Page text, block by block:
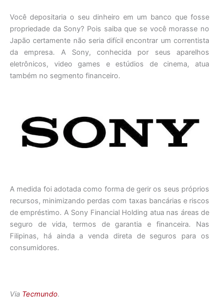
Você depositaria o seu dinheiro em um banco que fosse
propriedade da Sony? Pois saiba que se você morasse no
Japão certamente não seria difícil encontrar um correntista
da empresa. A Sony, conhecida por seus aparelhos
eletrônicos, video games e estúdios de cinema, atua
também no segmento financeiro.
A medida foi adotada como forma de gerir os seus próprios
recursos, minimizando perdas com taxas bancárias e riscos
de empréstimo. A Sony Financial Holding atua nas áreas de
seguro de vida, termos de garantia e financeira. Nas
Filipinas, há ainda a venda direta de seguros para os
consumidores.
Via Tecmundo.